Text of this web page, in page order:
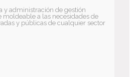
y administración de gestión
moldeable a las necesidades de
y públicas de cualquier sector